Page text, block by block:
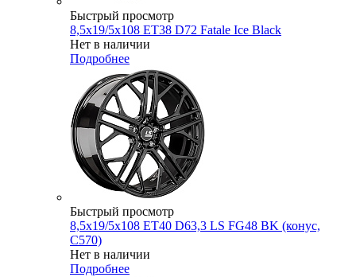
Быстрый просмотр
8,5x19/5x108 ET38 D72 Fatale Ice Black
Нет в наличии
Подробнее
Быстрый просмотр
8,5x19/5x108 ET40 D63,3 LS FG48 BK (конус,
C570)
Нет в наличии
Подробнее